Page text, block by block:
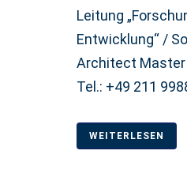
Leitung
Entwicklung“ /
Architect
Tel.: +49 211
WEITERLESEN